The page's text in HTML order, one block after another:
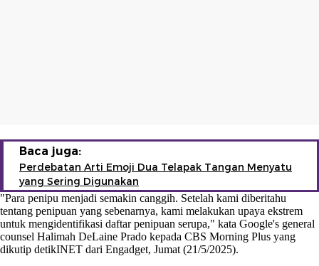
Baca juga:
Perdebatan Arti Emoji Dua Telapak Tangan Menyatu
yang Sering Digunakan
"Para penipu menjadi semakin canggih. Setelah kami diberitahu
tentang penipuan yang sebenarnya, kami melakukan upaya ekstrem
untuk mengidentifikasi daftar penipuan serupa," kata Google's general
counsel Halimah DeLaine Prado kepada CBS Morning Plus yang
dikutip detikINET dari Engadget, Jumat (21/5/2025).